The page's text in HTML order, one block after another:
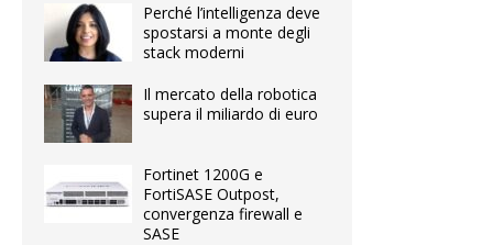
Perché l’intelligenza deve
spostarsi a monte degli
stack moderni
Il mercato della robotica
supera il miliardo di euro
Fortinet 1200G e
FortiSASE Outpost,
convergenza firewall e
SASE